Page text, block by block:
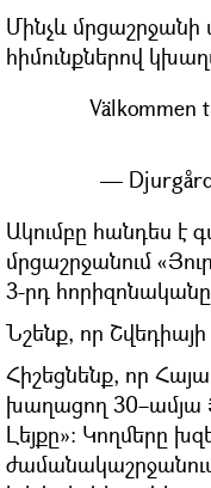
Մինչև
հիմունքներով
Välkommen
—
Ակումբը հանդես է
մրցաշրջանում
3-րդ
Նշենք, որ Շվեդիայի
Հիշեցնենք, որ
խաղացող 30–ամյա
Լեյքը»: Կողմերը